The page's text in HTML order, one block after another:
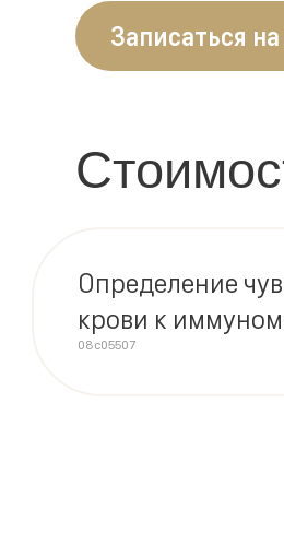
Записаться
Определение
крови к
08c05507